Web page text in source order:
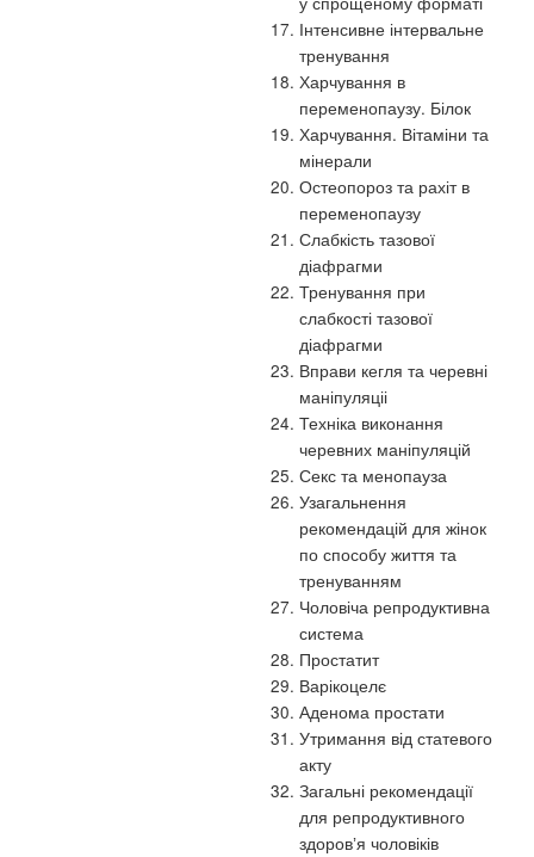
Інтенсивне інтервальне
тренування
Харчування в
переменопаузу. Білок
Харчування. Вітаміни та
мінерали
Остеопороз та рахіт в
переменопаузу
Слабкість тазової
діафрагми
Тренування при
слабкості тазової
діафрагми
Вправи кегля та черевні
маніпуляціі
Техніка виконання
черевних маніпуляцій
Секс та менопауза
Узагальнення
рекомендацій для жінок
по способу життя та
тренуванням
Чоловіча репродуктивна
система
Простатит
Варікоцелє
Аденома простати
Утримання від статевого
акту
Загальні рекомендації
для репродуктивного
здоровʼя чоловіків